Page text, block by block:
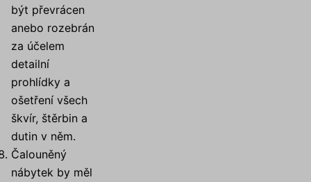
být převrácen
anebo rozebrán
za účelem
detailní
prohlídky a
ošetření všech
škvír, štěrbin a
dutin v něm.
Čalouněný
nábytek by měl